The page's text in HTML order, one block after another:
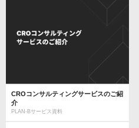
CROコンサルティングサービスのご紹
介
PLAN-Bサービス資料